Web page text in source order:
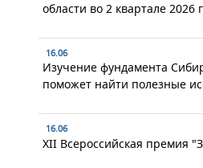
области во 2 квартале 2026
16.06
Изучение фундамента
поможет найти полезные
16.06
XII Всероссийская премия